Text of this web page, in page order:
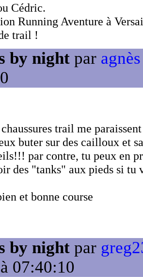
Cédric.
Running Aventure à
trail !
by night par
trail me
buter sur des cailloux et
par contre, tu peux en
des "tanks" aux pieds si tu
et bonne course
by night par
07:40:10